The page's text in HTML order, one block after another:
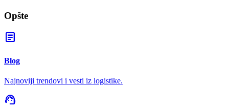
Opšte
article
Blog
Najnoviji trendovi i vesti iz logistike.
support_agent